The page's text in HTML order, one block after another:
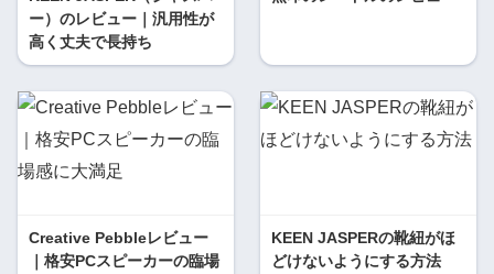
ー）のレビュー｜汎用性が
高く丈夫で長持ち
Creative Pebbleレビュー
｜格安PCスピーカーの臨場
KEEN JASPERの靴紐がほ
どけないようにする方法